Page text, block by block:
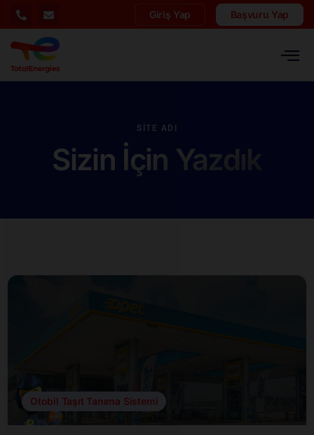
Giriş Yap Başvuru Yap
SITE ADI
Sizin İçin Yazdık
Otobil Taşıt Tanıma Sistemi